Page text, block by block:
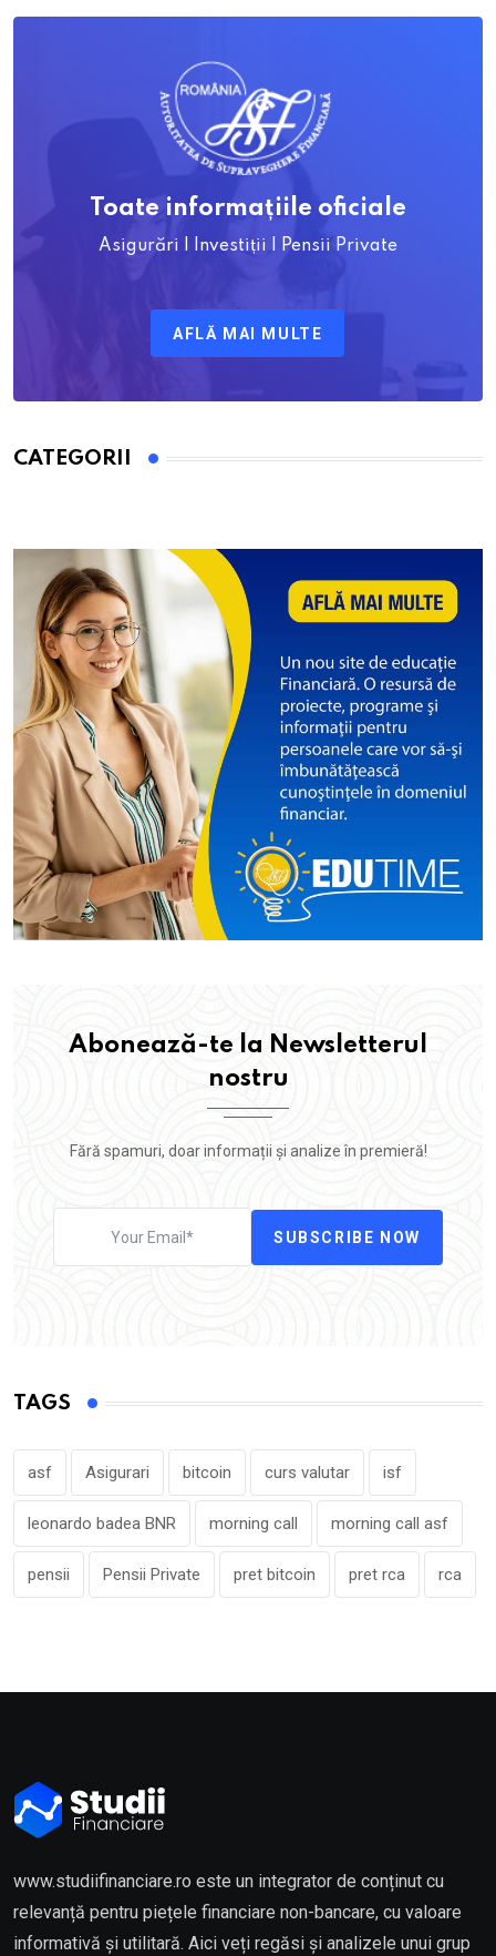
Toate informațiile oficiale
Asigurări | Investiții | Pensii Private
AFLĂ MAI MULTE
CATEGORII
Abonează-te la Newsletterul
nostru
Fără spamuri, doar informații și analize în premieră!
SUBSCRIBE NOW
TAGS
asf Asigurari bitcoin curs valutar isf
leonardo badea BNR morning call morning call asf
pensii Pensii Private pret bitcoin pret rca rca
www.studiifinanciare.ro este un integrator de conținut cu
relevanță pentru piețele financiare non-bancare, cu valoare
informativă și utilitară. Aici veți regăsi și analizele unui grup